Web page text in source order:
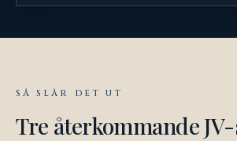
SÅ SLÅR DET UT
Tre återkommande